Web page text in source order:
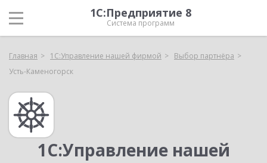
1С:Предприятие 8
Система программ
Главная 1С:Управление нашей фирмой
Выбор партнёра
Усть-Каменогорск
1С:Управление нашей